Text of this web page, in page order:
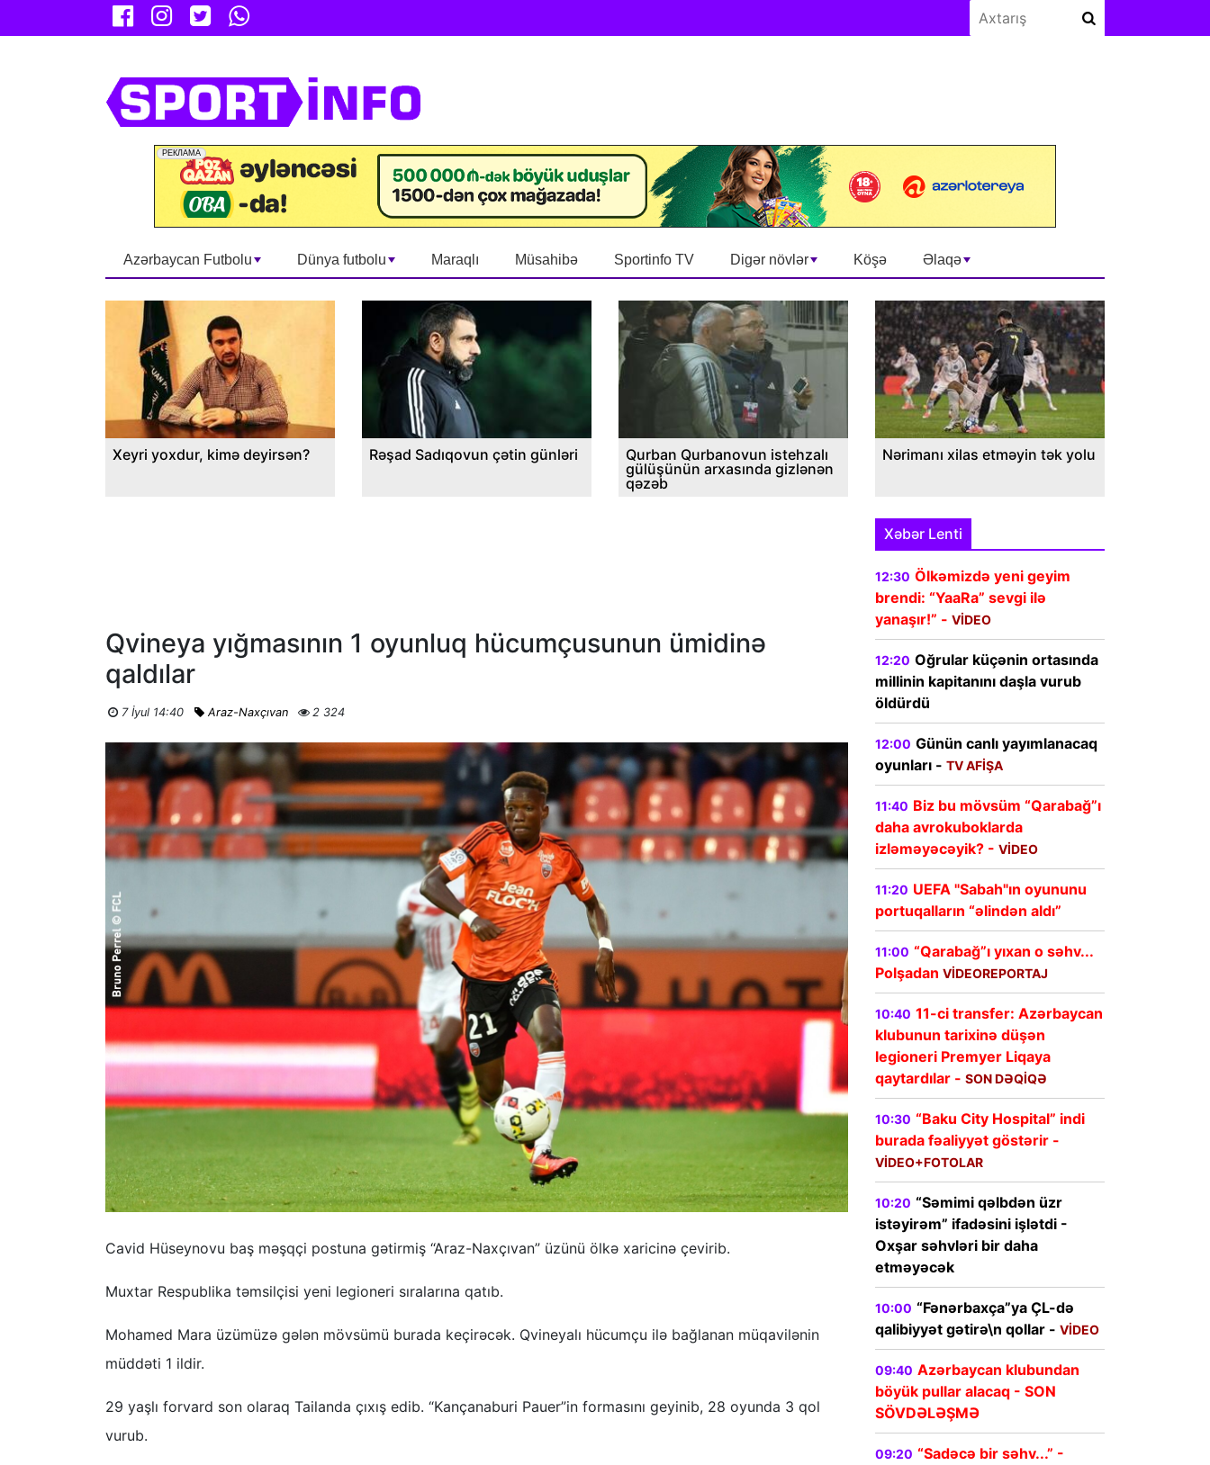
Azərbaycan Futbolu Dünya futbolu Maraqlı Müsahibə Sportinfo TV Digər növlər Köşə Əlaqə
Xeyri yoxdur, kimə deyirsən? Rəşad Sadıqovun çətin günləri
Qurban Qurbanovun istehzalı
gülüşünün arxasında gizlənən
qəzəb
Nərimanı xilas etməyin tək yolu
Qvineya yığmasının 1 oyunluq hücumçusunun ümidinə
qaldılar
7 İyul 14:40 Araz-Naxçıvan 2 324
Cavid Hüseynovu baş məşqçi postuna gətirmiş “Araz-Naxçıvan” üzünü ölkə xaricinə çevirib.
Muxtar Respublika təmsilçisi yeni legioneri sıralarına qatıb.
Mohamed Mara üzümüzə gələn mövsümü burada keçirəcək. Qvineyalı hücumçu ilə bağlanan müqavilənin
müddəti 1 ildir.
29 yaşlı forvard son olaraq Tailanda çıxış edib. “Kançanaburi Pauer”in formasını geyinib, 28 oyunda 3 qol
vurub.
Xəbər Lenti
12:30 Ölkəmizdə yeni geyim
brendi: “YaaRa” sevgi ilə
yanaşır!” - VİDEO
12:20 Oğrular küçənin ortasında
millinin kapitanını daşla vurub
öldürdü
12:00 Günün canlı yayımlanacaq
oyunları - TV AFİŞA
11:40 Biz bu mövsüm “Qarabağ”ı
daha avrokuboklarda
izləməyəcəyik? - VİDEO
11:20 UEFA "Sabah"ın oyununu
portuqalların “əlindən aldı”
11:00 “Qarabağ”ı yıxan o səhv...
Polşadan VİDEOREPORTAJ
10:40 11-ci transfer: Azərbaycan
klubunun tarixinə düşən
legioneri Premyer Liqaya
qaytardılar - SON DƏQİQƏ
10:30 “Baku City Hospital” indi
burada fəaliyyət göstərir -
VİDEO+FOTOLAR
10:20 “Səmimi qəlbdən üzr
istəyirəm” ifadəsini işlətdi -
Oxşar səhvləri bir daha
etməyəcək
10:00 “Fənərbaxça”ya ÇL-də
qalibiyyət gətirə\n qollar - VİDEO
09:40 Azərbaycan klubundan
böyük pullar alacaq - SON
SÖVDƏLƏŞMƏ
09:20 “Sadəcə bir səhv...” -